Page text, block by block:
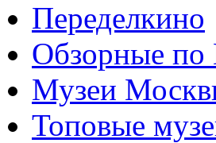
Переделкино
Обзорные по
Музеи
Топовые